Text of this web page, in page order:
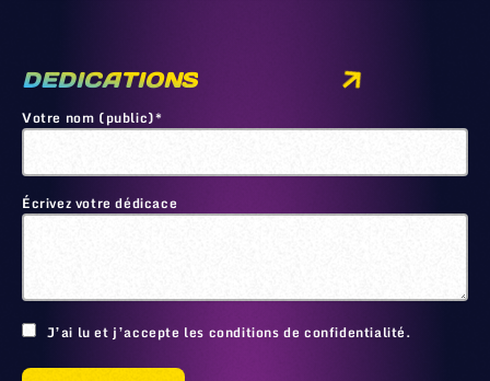
DEDICATIONS
Votre nom (public)*
Écrivez votre dédicace
J’ai lu et j’accepte les conditions de confidentialité.